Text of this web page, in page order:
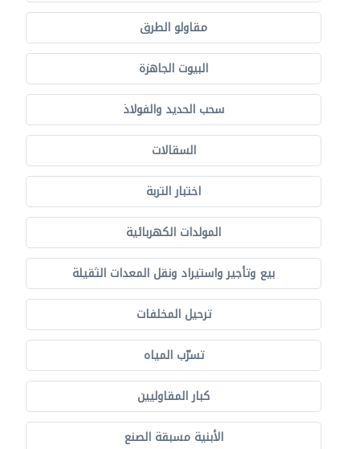
مقاولو الطرق
البيوت الجاهزة
سحب الحديد والفولاذ
السقالات
اختبار التربة
المولدات الكهربائية
بيع وتأجير واستيراد ونقل المعدات الثقيلة
ترحيل المخلفات
تسرّب المياه
كبار المقاوليين
الأبنية مسبقة الصنع